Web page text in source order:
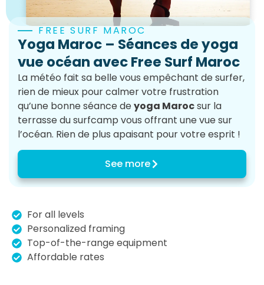
FREE SURF MAROC
Yoga Maroc – Séances de yoga
vue océan avec Free Surf Maroc
La météo fait sa belle vous empêchant de surfer,
rien de mieux pour calmer votre frustration
qu’une bonne séance deyoga Marocsur la
terrasse du surfcamp vous offrant une vue sur
l’océan. Rien de plus apaisant pour votre esprit !
See more
For all levels
Personalized framing
Top-of-the-range equipment
Affordable rates